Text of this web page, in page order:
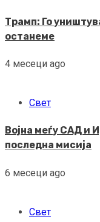
Трамп: Го
останеме
4 месеци ago
Свет
Војна меѓу САД и
последна мисија
6 месеци ago
Свет